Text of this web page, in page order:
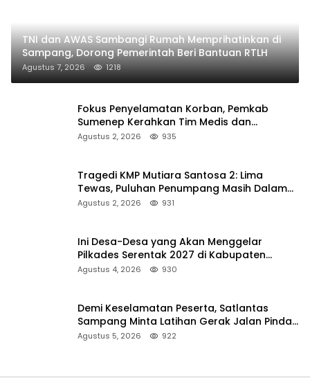
TNI dan AWAS Sambangi Rumah Memprihatinkan di
Sampang, Dorong Pemerintah Beri Bantuan RTLH
Agustus 7, 2026 1218
Fokus Penyelamatan Korban, Pemkab
Sumenep Kerahkan Tim Medis dan
Ambulans ke Pelabuhan Kalianget
Agustus 2, 2026 935
Tragedi KMP Mutiara Santosa 2: Lima
Tewas, Puluhan Penumpang Masih Dalam
Pencarian
Agustus 2, 2026 931
Ini Desa-Desa yang Akan Menggelar
Pilkades Serentak 2027 di Kabupaten
Sumenep
Agustus 4, 2026 930
Demi Keselamatan Peserta, Satlantas
Sampang Minta Latihan Gerak Jalan Pindah
ke Lokasi Aman
Agustus 5, 2026 922